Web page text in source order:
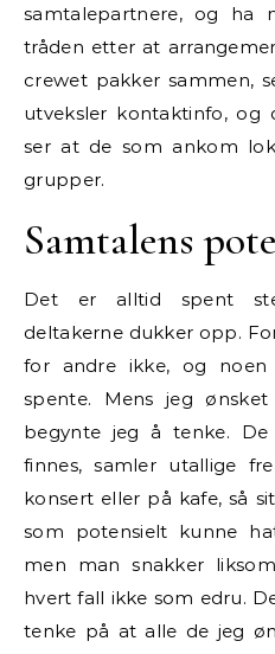
samtalepartnere, og
tråden etter at
crewet pakker sammen,
utveksler kontaktinfo, og
ser at de som ankom
grupper.
Samtalens
Det er alltid spent
deltakerne dukker opp.
for andre ikke, og
spente. Mens jeg
begynte jeg å tenke. De
finnes, samler utallige
konsert eller på kafe, så
som potensielt kunne
men man snakker
hvert fall ikke som edru.
tenke på at alle de jeg